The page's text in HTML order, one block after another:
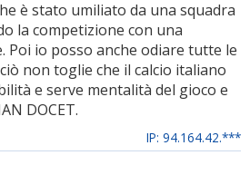
è stato umiliato da una squadra
la competizione con una
Poi io posso anche odiare tutte le
non toglie che il calcio italiano
e serve mentalità del gioco e
DOCET.
IP: 94.164.42.***